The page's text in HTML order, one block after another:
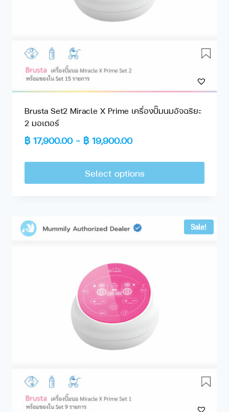
Brusta Set2 Miracle X Prime เครื่องปั๊มนมอัจฉริยะ
2 มอเตอร์
฿ 17,900.00 – ฿ 19,900.00
Select options
Sale!